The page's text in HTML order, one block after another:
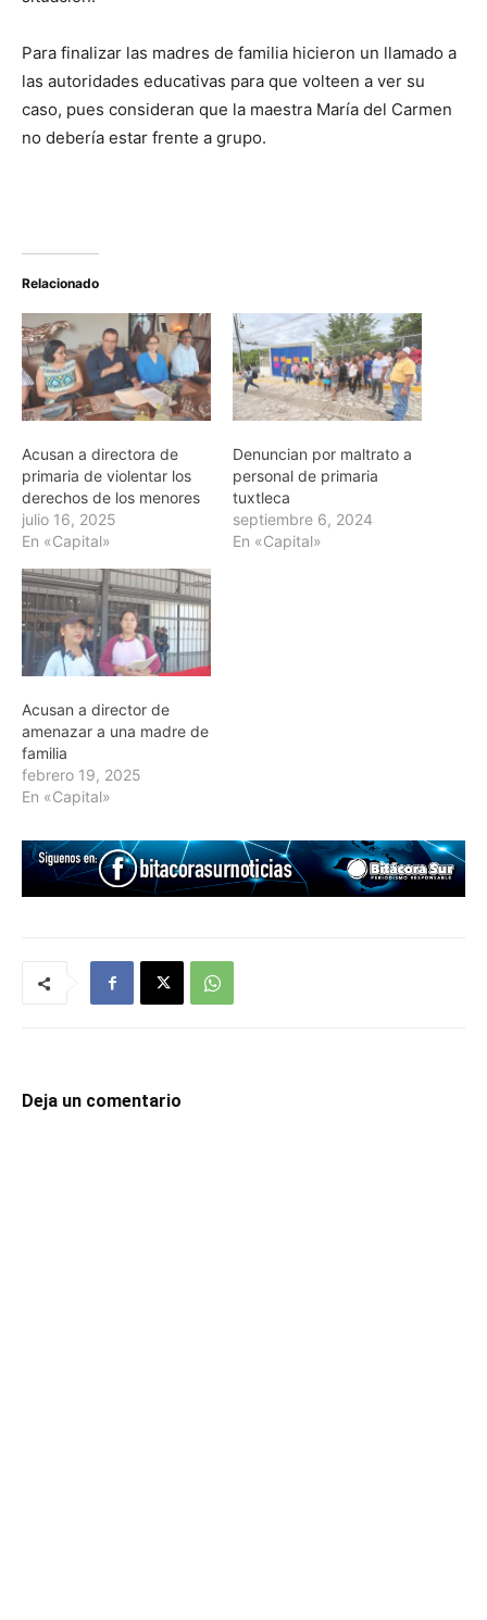
Para finalizar las madres de familia hicieron un llamado a
las autoridades educativas para que volteen a ver su
caso, pues consideran que la maestra María del Carmen
no debería estar frente a grupo.
Relacionado
Acusan a directora de
primaria de violentar los
derechos de los menores
julio 16, 2025
En «Capital»
Denuncian por maltrato a
personal de primaria
tuxtleca
septiembre 6, 2024
En «Capital»
Acusan a director de
amenazar a una madre de
familia
febrero 19, 2025
En «Capital»
Deja un comentario